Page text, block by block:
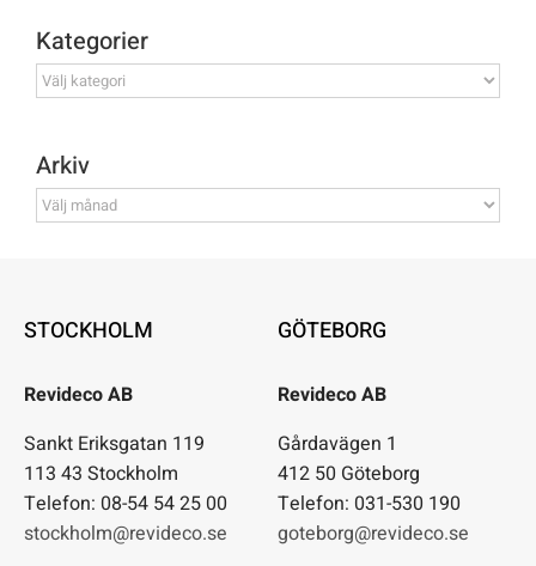
Kategorier
Kategorier
Arkiv
Arkiv
STOCKHOLM
Revideco AB
Sankt Eriksgatan 119
113 43 Stockholm
Telefon: 08-54 54 25 00
stockholm@revideco.se
GÖTEBORG
Revideco AB
Gårdavägen 1
412 50 Göteborg
Telefon: 031-530 190
goteborg@revideco.se